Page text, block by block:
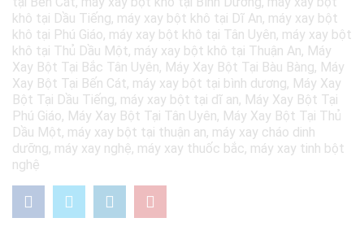
khô tại Dầu Tiếng, máy xay bột khô tại Dĩ An, máy xay bột
khô tại Phú Giáo, máy xay bột khô tại Tân Uyên, máy xay bột
khô tại Thủ Dầu Một, máy xay bột khô tại Thuận An, Máy
Xay Bột Tại Bắc Tân Uyên, Máy Xay Bột Tại Bàu Bàng, Máy
Xay Bột Tại Bến Cát, máy xay bột tại bình dương, Máy Xay
Bột Tại Dầu Tiếng, máy xay bột tại dĩ an, Máy Xay Bột Tại
Phú Giáo, Máy Xay Bột Tại Tân Uyên, Máy Xay Bột Tại Thủ
Dầu Một, máy xay bột tại thuận an, máy xay cháo dinh
dưỡng, máy xay nghệ, máy xay thuốc bắc, máy xay tinh bột
nghệ